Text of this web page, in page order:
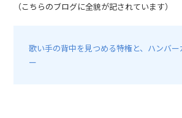
（こちらのブログに全貌が記されています）
歌い手の背中を見つめる特権と、ハンバ
ー